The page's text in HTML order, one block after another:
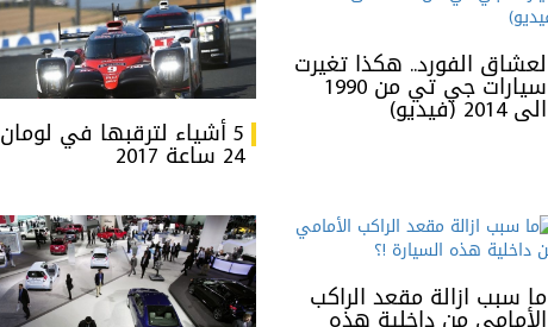
لعشاق الفورد.. هكذا تغيرت
سيارات جي تي من 1990
الى 2014 (فيديو)
5 أشياء لترقبها في لومان
24 ساعة 2017
ما سبب ازالة مقعد الراكب